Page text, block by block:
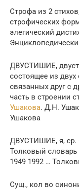
Строфа из 2
строфических
элегический
ДВУСТИШИЕ,
состоящее из
связанных друг с
часть в строении
Ушакова. Д.Н.
Ушакова
ДВУСТИШИЕ, я, ср.
Толковый
1949 1992 …
Сущ., кол во